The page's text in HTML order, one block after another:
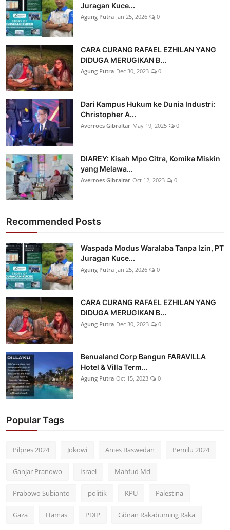
Juragan Kuce...
Agung Putra Jan 25, 2026 0
CARA CURANG RAFAEL EZHILAN YANG
DIDUGA MERUGIKAN B...
Agung Putra Dec 30, 2023 0
Dari Kampus Hukum ke Dunia Industri:
Christopher A...
Averroes Gibraltar May 19, 2025 0
DIAREY: Kisah Mpo Citra, Komika Miskin
yang Melawa...
Averroes Gibraltar Oct 12, 2023 0
Recommended Posts
Waspada Modus Waralaba Tanpa Izin, PT
Juragan Kuce...
Agung Putra Jan 25, 2026 0
CARA CURANG RAFAEL EZHILAN YANG
DIDUGA MERUGIKAN B...
Agung Putra Dec 30, 2023 0
Benualand Corp Bangun FARAVILLA
Hotel & Villa Term...
Agung Putra Oct 15, 2023 0
Popular Tags
Pilpres 2024 Jokowi Anies Baswedan Pemilu 2024
Ganjar Pranowo Israel Mahfud Md
Prabowo Subianto politik KPU Palestina
Gaza Hamas PDIP Gibran Rakabuming Raka